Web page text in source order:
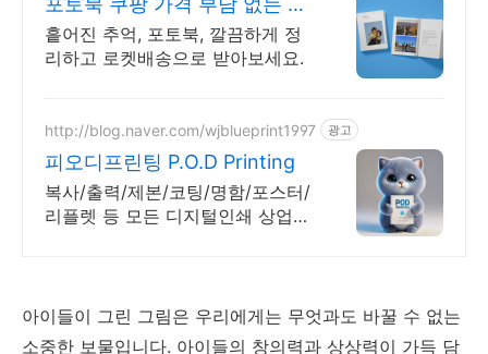
명한 선택
흩어진 추억, 포토북, 깔끔하게 정
리하고 로켓배송으로 받아보세요.
http://blog.naver.com/wjblueprint1997 광고
피오디프린팅 P.O.D Printing
복사/출력/제본/코팅/명함/포스터/
리플렛 등 모든 디지털인쇄 상업인
아이들이 그린 그림은 우리에게는 무엇과도 바꿀 수 없는
소중한 보물입니다. 아이들의 창의력과 상상력이 가득 담